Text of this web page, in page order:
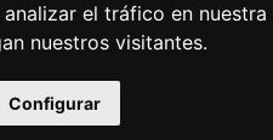
el tráfico en
nuestros visitantes.
Configurar